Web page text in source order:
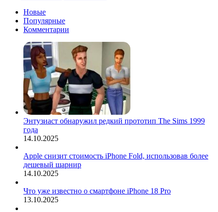
Новые
Популярные
Комментарии
Энтузиаст обнаружил редкий прототип The Sims 1999
года
14.10.2025
Apple снизит стоимость iPhone Fold, использовав более
дешевый шарнир
14.10.2025
Что уже известно о смартфоне iPhone 18 Pro
13.10.2025